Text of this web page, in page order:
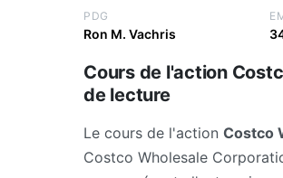
PDG
Ron M. Vachris
Cours de l'action
de lecture
Le cours de l'action Costco
Costco Wholesale